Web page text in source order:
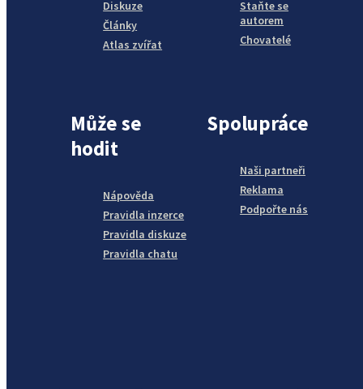
Diskuze
Články
Atlas zvířat
Staňte se
autorem
Chovatelé
Může se
hodit
Nápověda
Pravidla inzerce
Pravidla diskuze
Pravidla chatu
Spolupráce
Naši partneři
Reklama
Podpořte nás